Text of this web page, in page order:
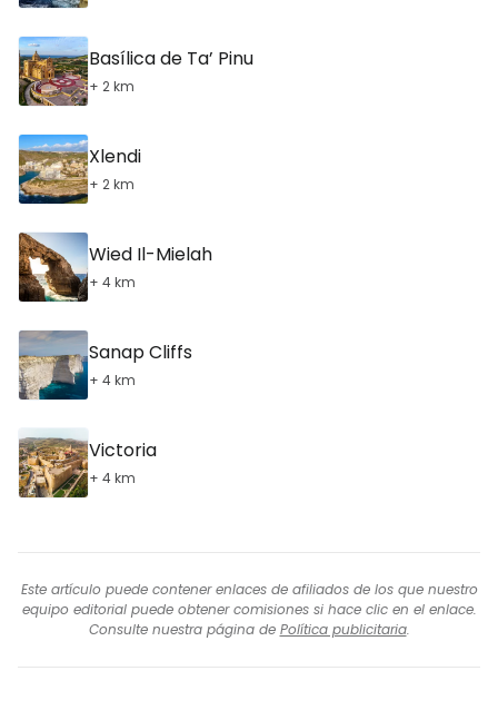
Basílica de Ta’ Pinu
+ 2 km
Xlendi
+ 2 km
Wied Il-Mielah
+ 4 km
Sanap Cliffs
+ 4 km
Victoria
+ 4 km
Este artículo puede contener enlaces de afiliados de los que nuestro
equipo editorial puede obtener comisiones si hace clic en el enlace.
Consulte nuestra página de Política publicitaria.